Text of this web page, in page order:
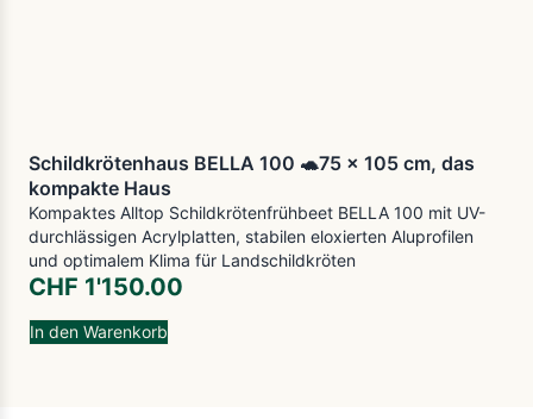
Schildkrötenhaus BELLA 100 🐢75 x 105 cm, das
kompakte Haus
Kompaktes Alltop Schildkrötenfrühbeet BELLA 100 mit UV-
durchlässigen Acrylplatten, stabilen eloxierten Aluprofilen
und optimalem Klima für Landschildkröten
CHF 1'150.00
In den Warenkorb